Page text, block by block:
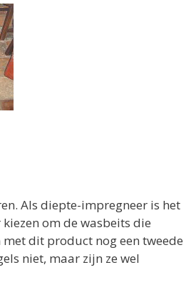
Als diepte-impregneer is het
om de wasbeits die
dit product nog een tweede
niet, maar zijn ze wel